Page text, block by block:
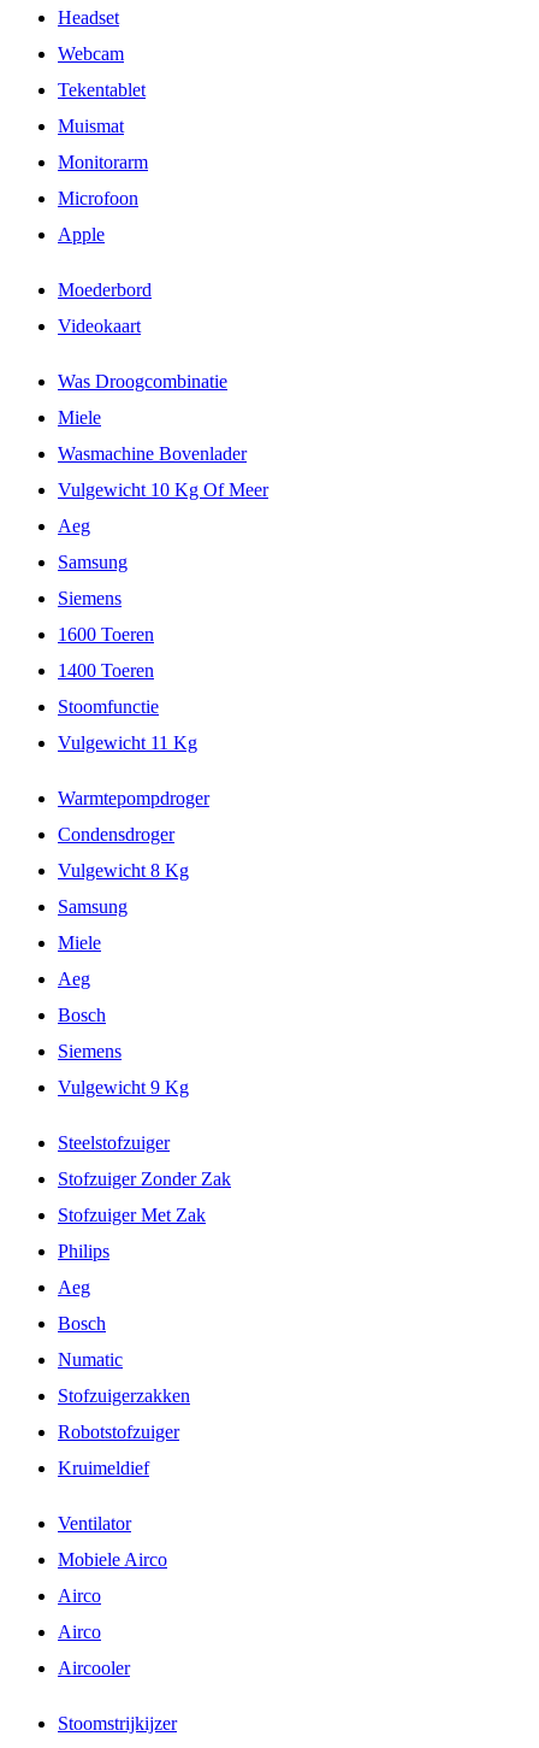
Headset
Webcam
Tekentablet
Muismat
Monitorarm
Microfoon
Apple
Moederbord
Videokaart
Was Droogcombinatie
Miele
Wasmachine Bovenlader
Vulgewicht 10 Kg Of Meer
Aeg
Samsung
Siemens
1600 Toeren
1400 Toeren
Stoomfunctie
Vulgewicht 11 Kg
Warmtepompdroger
Condensdroger
Vulgewicht 8 Kg
Samsung
Miele
Aeg
Bosch
Siemens
Vulgewicht 9 Kg
Steelstofzuiger
Stofzuiger Zonder Zak
Stofzuiger Met Zak
Philips
Aeg
Bosch
Numatic
Stofzuigerzakken
Robotstofzuiger
Kruimeldief
Ventilator
Mobiele Airco
Airco
Airco
Aircooler
Stoomstrijkijzer